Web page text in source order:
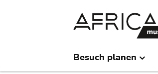
Besuch planen